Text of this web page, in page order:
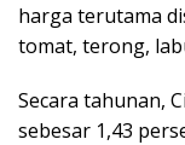
harga terutama
tomat, terong,
Secara tahunan,
sebesar 1,43